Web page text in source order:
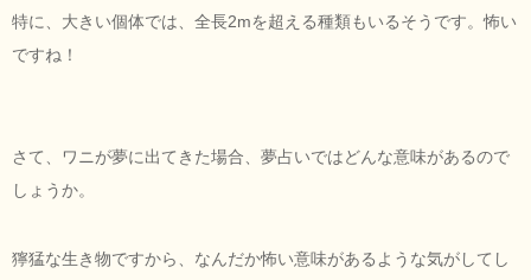
特に、大きい個体では、全長2mを超える種類もいるそうです。怖い
ですね！
さて、ワニが夢に出てきた場合、夢占いではどんな意味があるので
しょうか。
獰猛な生き物ですから、なんだか怖い意味があるような気がしてし